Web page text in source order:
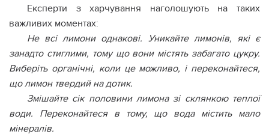
Експерти з харчування наголошують на таких
важливих моментах:
Не всі лимони однакові. Уникайте лимонів, які є
занадто стиглими, тому що вони містять забагато цукру.
Виберіть органічні, коли це можливо, і переконайтеся,
що лимон твердий на дотик.
Змішайте сік половини лимона зі склянкою теплої
води. Переконайтеся в тому, що вода містить мало
мінералів.